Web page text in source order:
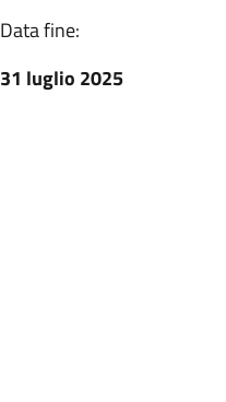
Data fine:
31 luglio 2025